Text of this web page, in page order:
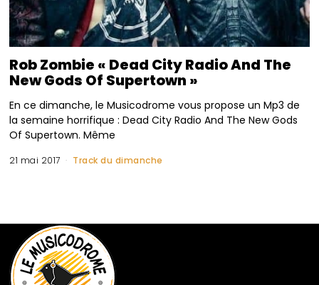
Rob Zombie « Dead City Radio And The
New Gods Of Supertown »
En ce dimanche, le Musicodrome vous propose un Mp3 de
la semaine horrifique : Dead City Radio And The New Gods
Of Supertown. Même
21 mai 2017 Track du dimanche